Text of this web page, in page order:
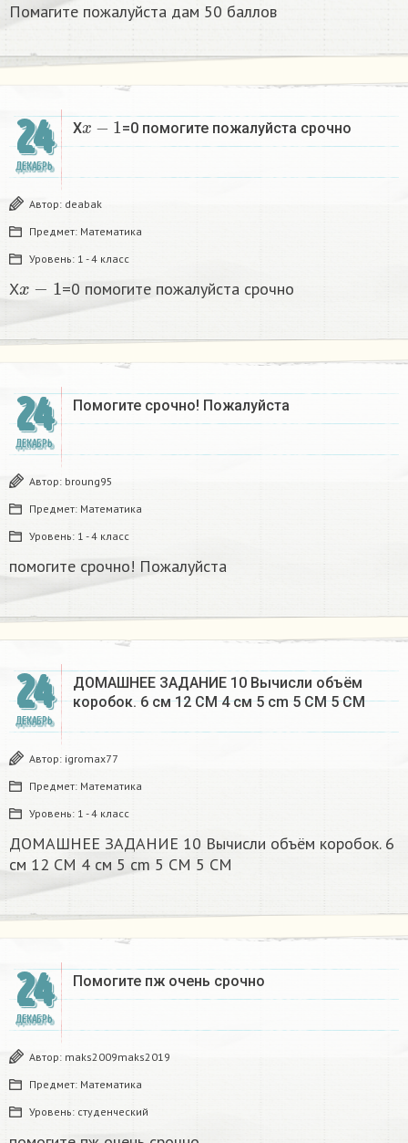
Помагите пожалуйста дам 50 баллов
24
ДЕКАБРЬ
X
x−1
=0 помогите пожалуйста срочно
Автор: deabak
Предмет: Математика
Уровень: 1 - 4 класс
X =0 помогите пожалуйста срочно
24
ДЕКАБРЬ
Помогите срочно! Пожалуйста
Автор: broung95
Предмет: Математика
Уровень: 1 - 4 класс
помогите срочно! Пожалуйста
24
ДЕКАБРЬ
ДОМАШНЕЕ ЗАДАНИЕ 10 Вычисли объём
коробок. 6 см 12 CM 4 см 5 cm 5 CM 5 CM​
Автор: igromax77
Предмет: Математика
Уровень: 1 - 4 класс
ДОМАШНЕЕ ЗАДАНИЕ 10 Вычисли объём коробок. 6
см 12 CM 4 см 5 cm 5 CM 5 CM​
24
ДЕКАБРЬ
Помогите пж очень срочно​
Автор: maks2009maks2019
Предмет: Математика
Уровень: студенческий